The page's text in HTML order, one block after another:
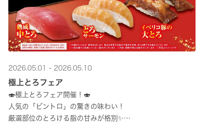
2026.05.01 - 2026.05.10
極上とろフェア
🍣極上とろフェア開催！🍣
人気の「ビントロ」の驚きの味わい！
厳選部位のとろける脂の甘みが格別✨